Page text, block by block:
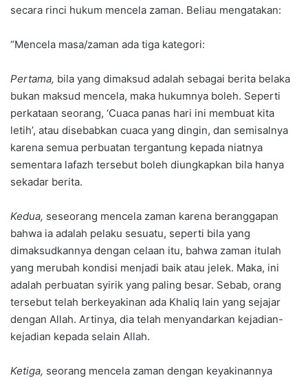
secara rinci hukum mencela zaman. Beliau mengatakan:
“Mencela masa/zaman ada tiga kategori:
Pertama, bila yang dimaksud adalah sebagai berita belaka
bukan maksud mencela, maka hukumnya boleh. Seperti
perkataan seorang, ‘Cuaca panas hari ini membuat kita
letih’, atau disebabkan cuaca yang dingin, dan semisalnya
karena semua perbuatan tergantung kepada niatnya
sementara lafazh tersebut boleh diungkapkan bila hanya
sekadar berita.
Kedua, seseorang mencela zaman karena beranggapan
bahwa ia adalah pelaku sesuatu, seperti bila yang
dimaksudkannya dengan celaan itu, bahwa zaman itulah
yang merubah kondisi menjadi baik atau jelek. Maka, ini
adalah perbuatan syirik yang paling besar. Sebab, orang
tersebut telah berkeyakinan ada Khaliq lain yang sejajar
dengan Allah. Artinya, dia telah menyandarkan kejadian-
kejadian kepada selain Allah.
Ketiga, seorang mencela zaman dengan keyakinannya